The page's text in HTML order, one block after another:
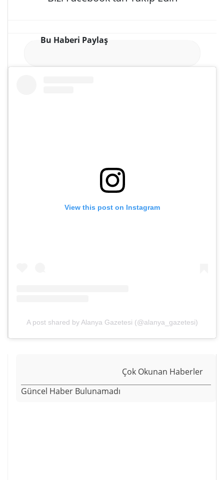
Bu Haberi Paylaş
View this post on Instagram
A post shared by Alanya Gazetesi (@alanya_gazetesi)
Çok Okunan Haberler
Güncel Haber Bulunamadı